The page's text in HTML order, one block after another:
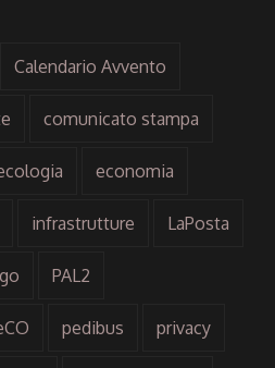
Calendario Avvento
comunicato stampa
economia
infrastrutture LaPosta
PAL2
pedibus privacy